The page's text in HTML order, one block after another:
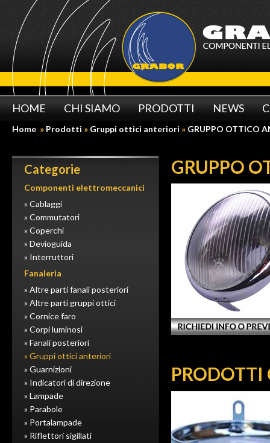
HOME CHI SIAMO PRODOTTI NEWS
Home » Prodotti » Gruppi ottici anteriori » GRUPPO OTTICO
Categorie
Componenti elettromeccanici
» Cablaggi
» Commutatori
» Coperchi
» Devioguida
» Interruttori
Fanaleria
» Altre parti fanali posteriori
» Altre parti gruppi ottici
» Cornice faro
» Corpi luminosi
» Fanali posteriori
» Gruppi ottici anteriori
» Guarnizioni
» Indicatori di direzione
» Lampade
» Parabole
» Portalampade
» Riflettori sigillati
GRUPPO
PRODOTTI